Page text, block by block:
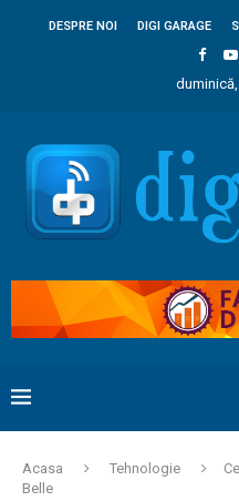
DESPRE NOI DIGI GARAGE
Acasa Tehnologie
Belle